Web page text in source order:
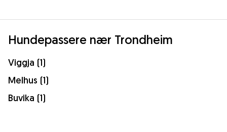
Hundepassere nær Trondheim
Viggja (1)
Melhus (1)
Buvika (1)